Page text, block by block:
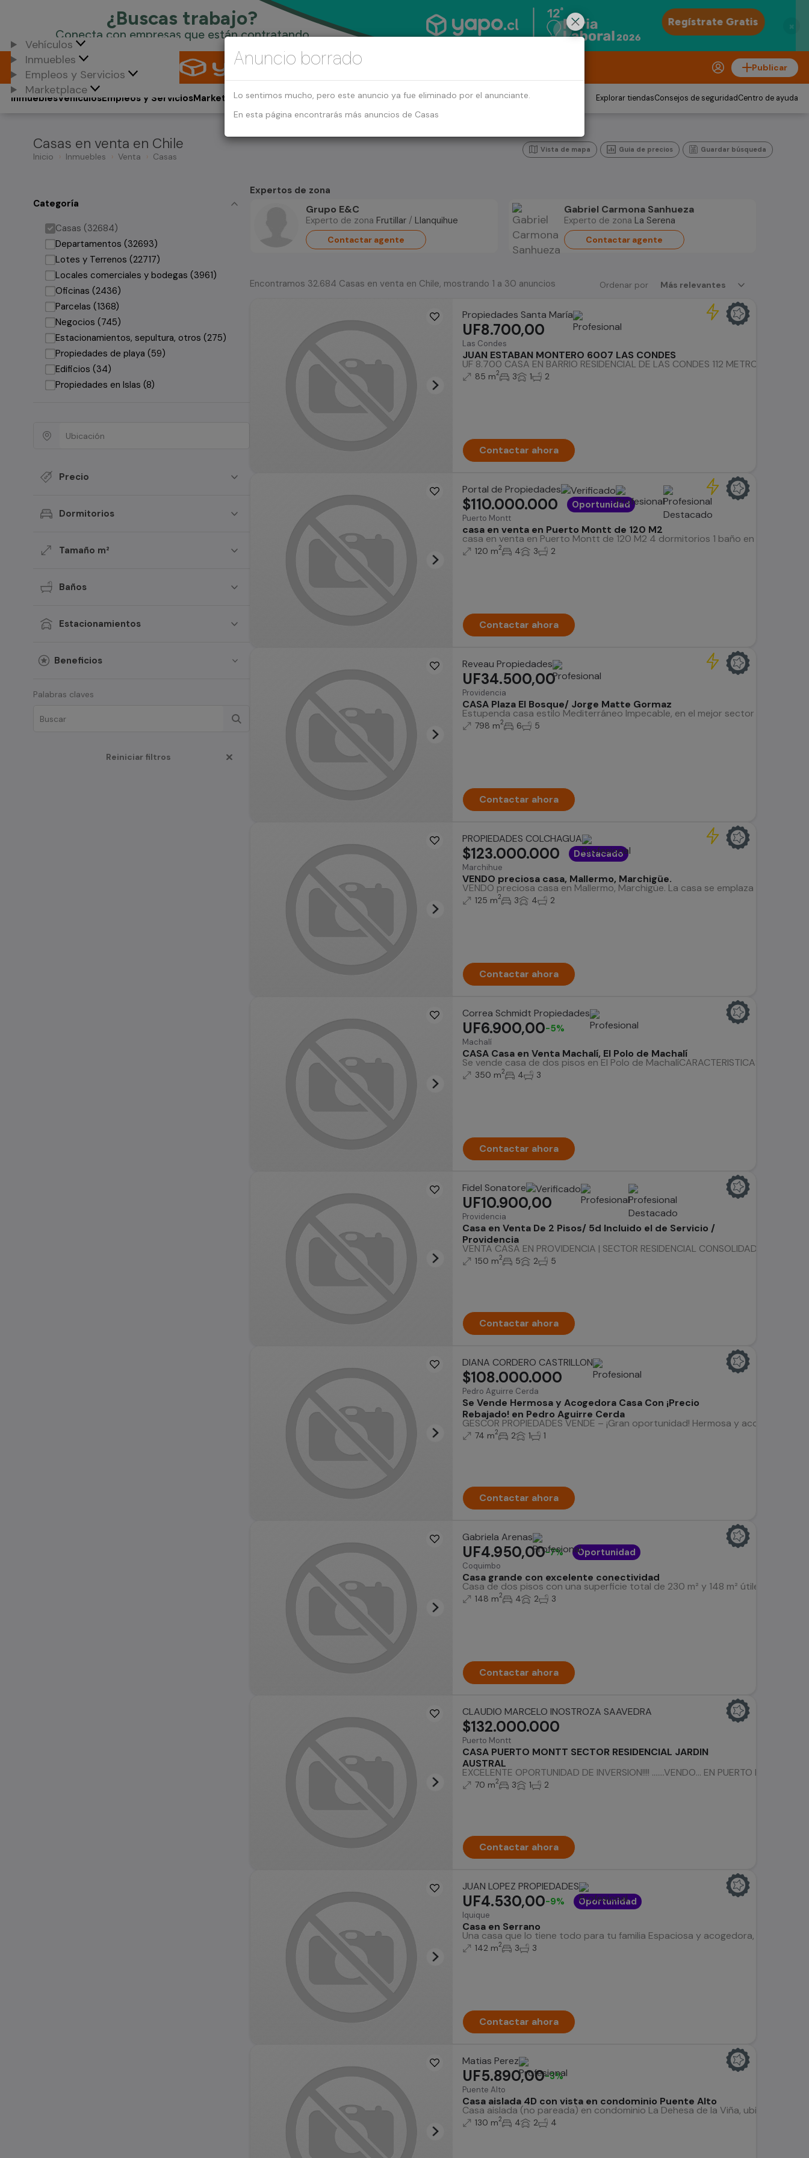
×
Vehículos
Inmuebles
Empleos y Servicios
Marketplace
Publicar
Vehículos
Inmuebles Empleos y ServiciosMarketplace Explorar tiendasConsejos de seguridadCentro de ayuda
Casas en venta en Chile
Inicio Inmuebles Venta Casas
Vista de mapa Guia de precios Guardar búsqueda
Categoría
Casas (32684)
Departamentos (32693)
Lotes y Terrenos (22717)
Locales comerciales y bodegas (3961)
Oficinas (2436)
Parcelas (1368)
Negocios (745)
Estacionamientos, sepultura, otros (275)
Propiedades de playa (59)
Edificios (34)
Propiedades en Islas (8)
Precio
Dormitorios
Tamaño m²
Baños
Estacionamientos
Beneficios
Palabras claves
Reiniciar filtros
Expertos de zona
Grupo E&C
Experto de zona Frutillar/ Llanquihue
Contactar agente
Gabriel Carmona Sanhueza
Experto de zona La Serena
Contactar agente
Ordenar por Más relevantes
Encontramos 32.684 Casas en venta en Chile, mostrando 1 a 30 anuncios
Propiedades Santa María
Las Condes
JUAN ESTABAN MONTERO 6007 LAS CONDES
UF 8.700 CASA EN BARRIO RESIDENCIAL DE LAS CONDES 112 METROS
UF8.700,00
85 m2 3 1 2
Contactar ahora
Portal de Propiedades
Puerto Montt
casa en venta en Puerto Montt de 120 M2
casa en venta en Puerto Montt de 120 M2 4 dormitorios 1 baño en primer
$110.000.000 Oportunidad
120 m2 4 3 2
Contactar ahora
Reveau Propiedades
Providencia
CASA Plaza El Bosque/ Jorge Matte Gormaz
Estupenda casa estilo Mediterráneo Impecable, en el mejor sector de
UF34.500,00
798 m2 6 5
Contactar ahora
PROPIEDADES COLCHAGUA
Marchihue
VENDO preciosa casa, Mallermo, Marchigüe.
VENDO preciosa casa en Mallermo, Marchigüe. La casa se emplaza al interior
$123.000.000 Destacado
125 m2 3 4 2
Contactar ahora
Correa Schmidt Propiedades
Machalí
CASA Casa en Venta Machalí, El Polo de Machalí
Se vende casa de dos pisos en El Polo de MachalíCARACTERISTICAS-
UF6.900,00-5%
350 m2 4 3
Contactar ahora
Fidel Sonatore
Providencia
Casa en Venta De 2 Pisos/ 5d Incluido el de Servicio /
Providencia
VENTA CASA EN PROVIDENCIA | SECTOR RESIDENCIAL CONSOLIDADO |
UF10.900,00
150 m2 5 2 5
Contactar ahora
DIANA CORDERO CASTRILLON
Pedro Aguirre Cerda
Se Vende Hermosa y Acogedora Casa Con ¡Precio
Rebajado! en Pedro Aguirre Cerda
GESCOR PROPIEDADES VENDE – ¡Gran oportunidad! Hermosa y
$108.000.000
74 m2 2 1 1
Contactar ahora
Gabriela Arenas
Coquimbo
Casa grande con excelente conectividad
Casa de dos pisos con una superficie total de 230 m² y 148 m² útiles,
UF4.950,00-7% Oportunidad
148 m2 4 2 3
Contactar ahora
CLAUDIO MARCELO INOSTROZA SAAVEDRA
Puerto Montt
CASA PUERTO MONTT SECTOR RESIDENCIAL JARDIN
AUSTRAL
EXCELENTE OPORTUNIDAD DE INVERSION!!!! .......VENDO... EN PUERTO
$132.000.000
70 m2 3 1 2
Contactar ahora
JUAN LOPEZ PROPIEDADES
Iquique
Casa en Serrano
Una casa que lo tiene todo para tu familia Espaciosa y acogedora, con 3
UF4.530,00-9% Oportunidad
142 m2 3 3
Contactar ahora
Matias Perez
Puente Alto
Casa aislada 4D con vista en condominio Puente Alto
Casa aislada (no pareada) en condominio La Dehesa de la Viña, ubicada en
UF5.890,00-3%
130 m2 4 2 4
Anuncio borrado
Lo sentimos mucho, pero este anuncio ya fue eliminado por el anunciante.
En esta página encontrarás más anuncios de Casas